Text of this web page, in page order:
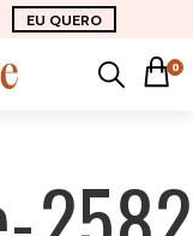
EU QUERO
0